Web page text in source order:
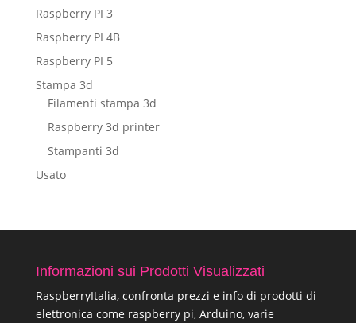
Raspberry PI 3
Raspberry PI 4B
Raspberry PI 5
Stampa 3d
Filamenti stampa 3d
Raspberry 3d printer
Stampanti 3d
Usato
Informazioni sui Prodotti Visualizzati
RaspberryItalia, confronta prezzi e info di prodotti di
elettronica come raspberry pi, Arduino, varie